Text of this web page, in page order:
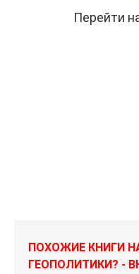
Перейти
ПОХОЖИЕ КНИГИ
ГЕОПОЛИТИКИ? -